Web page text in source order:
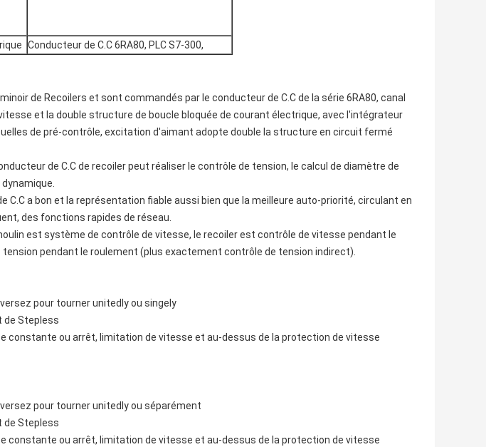
Conducteur de C.C 6RA80, PLC S7-300,
de Recoilers et sont commandés par le conducteur de C.C de la série 6RA80, canal
et la double structure de boucle bloquée de courant électrique, avec l'intégrateur
de pré-contrôle, excitation d'aimant adopte double la structure en circuit fermé
de C.C de recoiler peut réaliser le contrôle de tension, le calcul de diamètre de
C.C a bon et la représentation fiable aussi bien que la meilleure auto-priorité, circulant en
des fonctions rapides de réseau.
est système de contrôle de vitesse, le recoiler est contrôle de vitesse pendant le
pendant le roulement (plus exactement contrôle de tension indirect).
pour tourner unitedly ou singely
de Stepless
constante ou arrêt, limitation de vitesse et au-dessus de la protection de vitesse
pour tourner unitedly ou séparément
de Stepless
constante ou arrêt, limitation de vitesse et au-dessus de la protection de vitesse